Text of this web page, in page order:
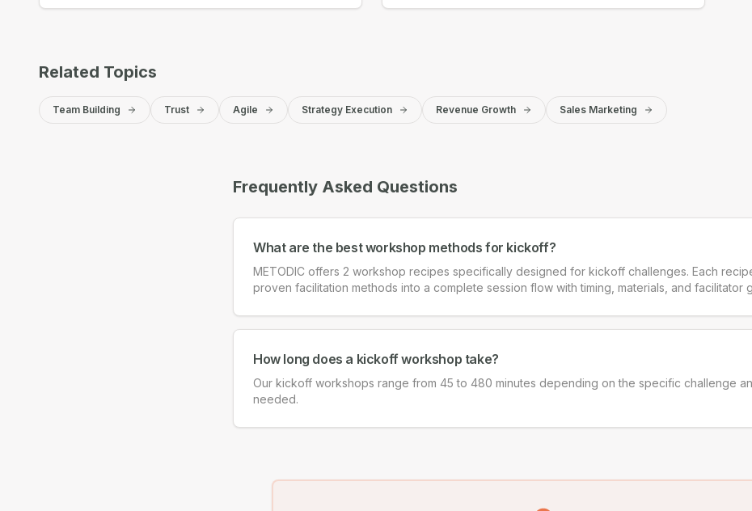
Related Topics
Team Building Trust Agile Strategy Execution Revenue Growth Sales Marketing
Frequently Asked Questions
What are the best workshop methods for kickoff?
METODIC offers 2 workshop recipes specifically designed for kickoff challenges. Each
proven facilitation methods into a complete session flow with timing, materials, and facilitator
How long does a kickoff workshop take?
Our kickoff workshops range from 45 to 480 minutes depending on the specific challenge
needed.